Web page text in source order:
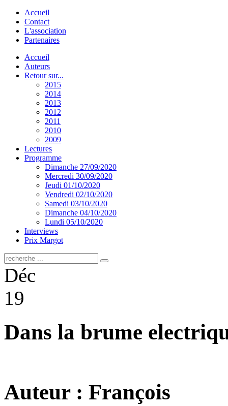
Accueil
Contact
L'association
Partenaires
Accueil
Auteurs
Retour sur...
2015
2014
2013
2012
2011
2010
2009
Lectures
Programme
Dimanche 27/09/2020
Mercredi 30/09/2020
Jeudi 01/10/2020
Vendredi 02/10/2020
Samedi 03/10/2020
Dimanche 04/10/2020
Lundi 05/10/2020
Interviews
Prix Margot
Déc
19
Dans la brume
Auteur : François